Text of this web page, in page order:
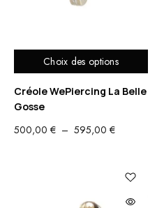
Choix des options
Créole WePiercing La Belle
Gosse
500,00 € – 595,00 €PLAGE
500,00 €